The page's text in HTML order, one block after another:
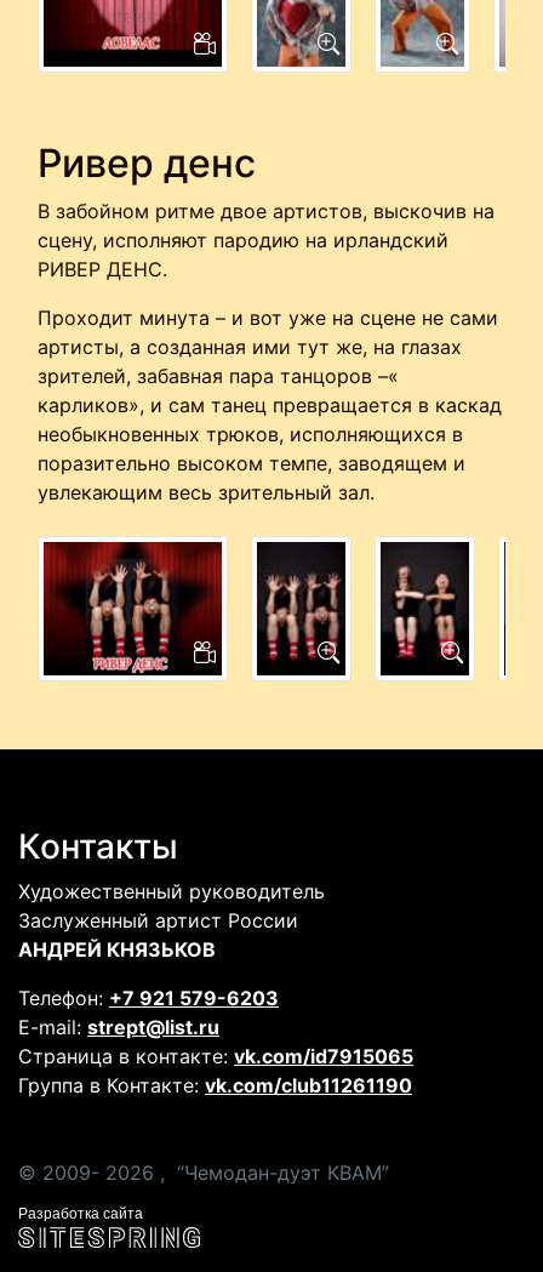
Ривер денс
В забойном ритме двое артистов, выскочив на
сцену, исполняют пародию на ирландский
РИВЕР ДЕНС.
Проходит минута – и вот уже на сцене не сами
артисты, а созданная ими тут же, на глазах
зрителей, забавная пара танцоров –«
карликов», и сам танец превращается в каскад
необыкновенных трюков, исполняющихся в
поразительно высоком темпе, заводящем и
увлекающим весь зрительный зал.
Контакты
Художественный руководитель
Заслуженный артист России
АНДРЕЙ КНЯЗЬКОВ
Телефон: +7 921 579-6203
E-mail: strept@list.ru
Страница в контакте: vk.com/id7915065
Группа в Контакте: vk.com/club11261190
© 2009- 2026 , “Чемодан-дуэт КВАМ”
Разработка сайта